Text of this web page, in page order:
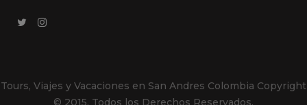
Tours, Viajes y Vacaciones en San Andres Colombia Copyright
© 2015. Todos los Derechos Reservados.